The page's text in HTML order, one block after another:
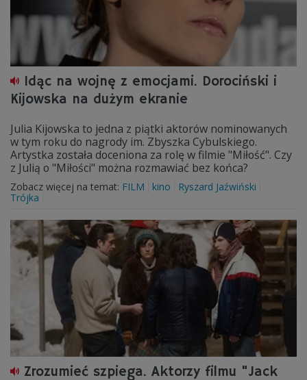
Idąc na wojnę z emocjami. Dorociński i
Kijowska na dużym ekranie
Julia Kijowska to jedna z piątki aktorów nominowanych
w tym roku do nagrody im. Zbyszka Cybulskiego.
Artystka została doceniona za rolę w filmie "Miłość". Czy
z Julią o "Miłości" można rozmawiać bez końca?
Zobacz więcej na temat: FILM kino
Ryszard Jaźwiński
Trójka
Zrozumieć szpiega. Aktorzy filmu "Jack